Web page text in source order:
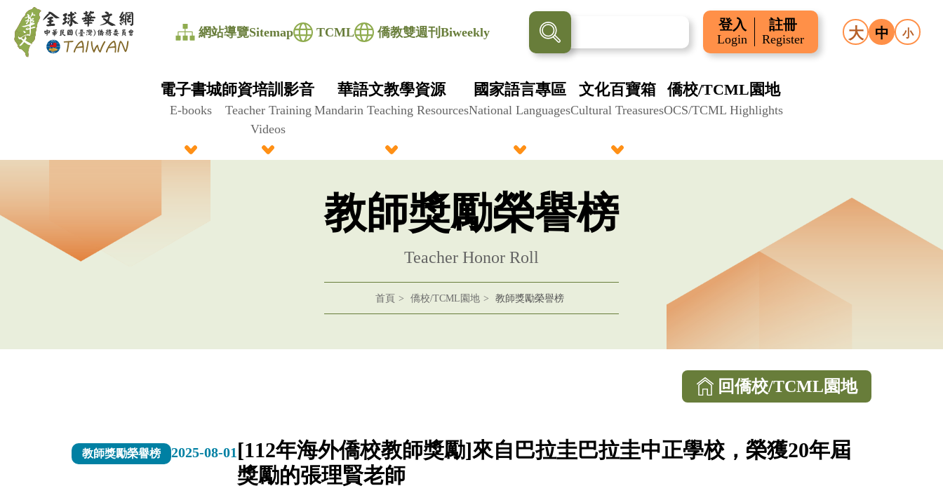
全
球
華
灣)
網站導覽Sitemap TCML 僑教雙週刊Biweekly 登入
Login
註冊
Register 大 中 小
電子書城
E-books
師資培訓影音
Teacher Training
Videos
華語文教學資源
Mandarin Teaching Resources
國家語言專區
National Languages
文化百寶箱
Cultural Treasures
僑校/TCML園地
OCS/TCML Highlights
教師獎勵榮譽榜
Teacher Honor Roll
首頁 僑校/TCML園地 教師獎勵榮譽榜
回僑校/TCML園地
教師獎勵榮譽榜 2025-08-01 [112年海外僑校教師獎勵]來自巴拉圭巴拉圭中正學校，榮獲20年屆
獎勵的張理賢老師